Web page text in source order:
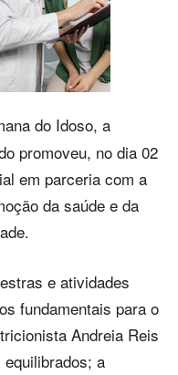
do Idoso, a
promoveu, no dia 02
em parceria com a
da saúde e da
e atividades
fundamentais para o
Andreia Reis
a